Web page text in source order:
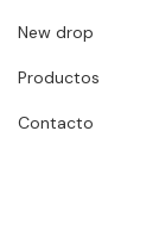
New drop
Productos
Contacto